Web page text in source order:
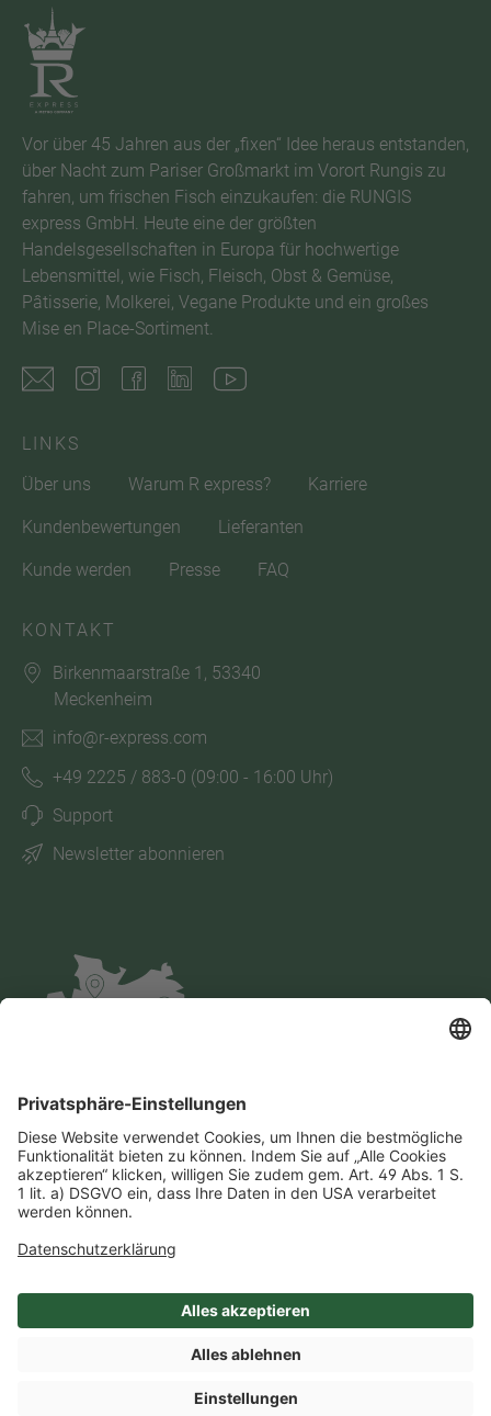
Vor über 45 Jahren aus der „fixen“ Idee heraus entstanden,
über Nacht zum Pariser Großmarkt im Vorort Rungis zu
fahren, um frischen Fisch einzukaufen: die RUNGIS
express GmbH. Heute eine der größten
Handelsgesellschaften in Europa für hochwertige
Lebensmittel, wie Fisch, Fleisch, Obst & Gemüse,
Pâtisserie, Molkerei, Vegane Produkte und ein großes
Mise en Place-Sortiment.
LINKS
Über uns
Warum R express? Karriere
Kundenbewertungen Lieferanten
Kunde werden Presse FAQ
KONTAKT
Birkenmaarstraße 1, 53340
Meckenheim
info@r-express.com
+49 2225 / 883-0 (09:00 - 16:00 Uhr)
Support
Newsletter abonnieren
Impressum Datenschutz
AGB
Cookie-Einstellungen
Compliance